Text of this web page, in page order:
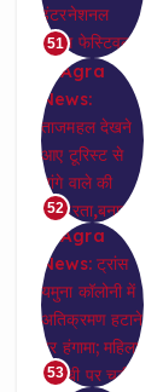
51
52
53